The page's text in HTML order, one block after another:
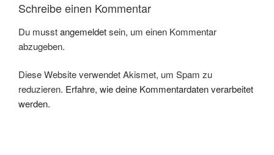
Schreibe einen Kommentar
Du musstangemeldetsein, um einen Kommentar
abzugeben.
Diese Website verwendet Akismet, um Spam zu
reduzieren. Erfahre, wie deine Kommentardaten verarbeitet
werden.